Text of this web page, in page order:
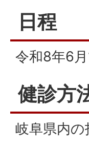
日程
令和8年6
健診方
岐阜県内